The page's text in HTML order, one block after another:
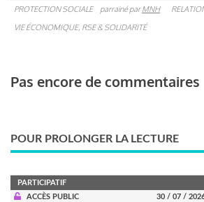
PROTECTION SOCIALE parrainé parMNH
VIE ÉCONOMIQUE, RSE & SOLIDARITÉ
Pas encore de commentaires
POUR PROLONGER LA LECTURE
PARTICIPATIF
ACCÈS PUBLIC
30 / 07 /